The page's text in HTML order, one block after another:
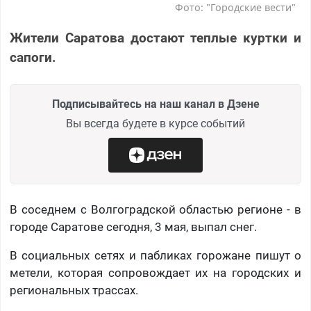
Фото: "Городские вести"
Жители Саратова достают теплые куртки и
сапоги.
Подписывайтесь на наш канал в Дзене
Вы всегда будете в курсе событий
В соседнем с Волгоградской областью регионе - в
городе Саратове сегодня, 3 мая, выпал снег.
В социальных сетях и пабликах горожане пишут о
метели, которая сопровождает их на городских и
региональных трассах.